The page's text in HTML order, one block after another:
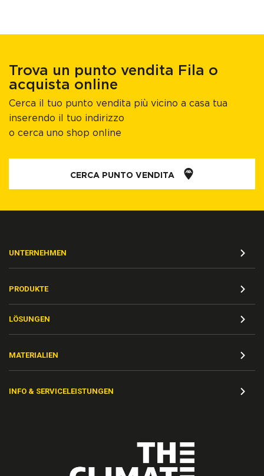
Trova un punto vendita Fila o
acquista online
Cerca il tuo punto vendita più vicino a casa tua
inserendo il tuo indirizzo
o cerca uno shop online
CERCA PUNTO VENDITA
UNTERNEHMEN
PRODUKTE
LÖSUNGEN
MATERIALIEN
INFO & SERVICELEISTUNGEN